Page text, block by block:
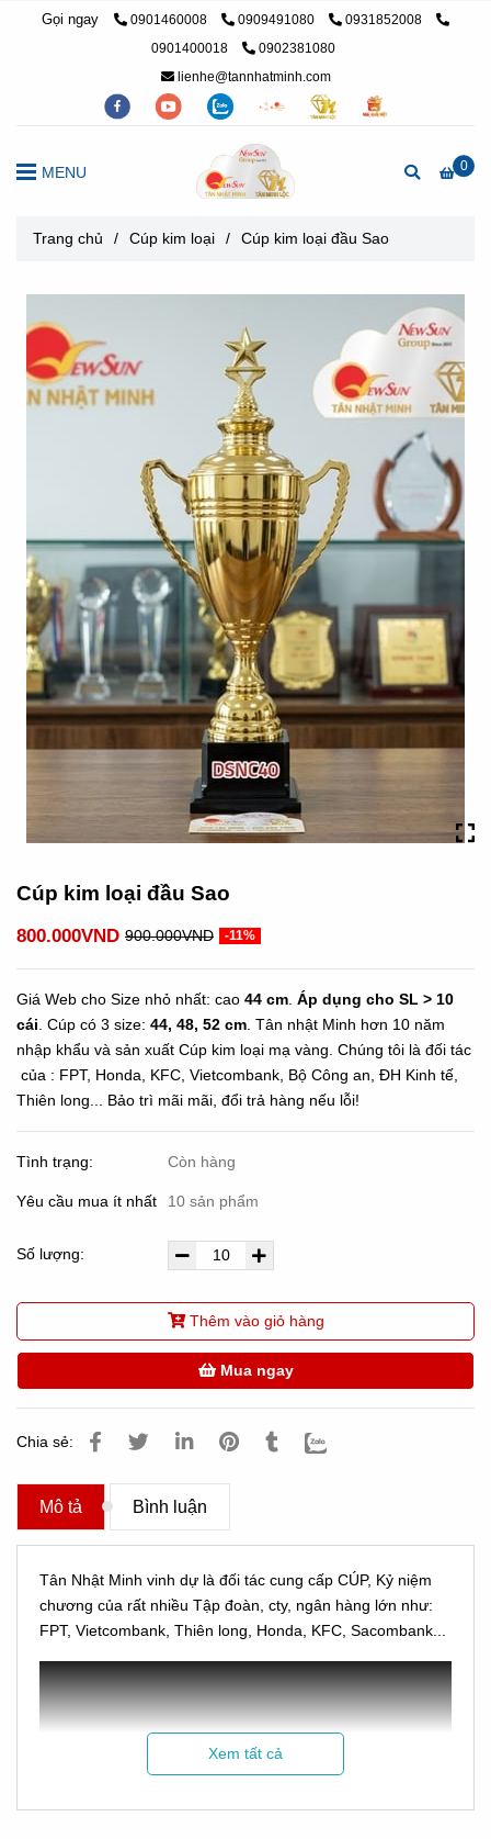
Gọi ngay 0901460008 0909491080
0931852008
0901400018
0902381080
lienhe@tannhatminh.com
0
MENU
Trang chủ / Cúp kim loại / Cúp kim loại đầu Sao
Cúp kim loại đầu Sao
800.000VND 900.000VND -11%
Giá Web cho Size nhỏ nhất: cao 44 cm Áp dụng cho SL > 10
cái . Cúp có 3 size: 44, 48, 52 cm . Tân nhật Minh hơn 10 năm
nhập khẩu và sản xuất Cúp kim loại mạ vàng. Chúng tôi là đối tác
của : FPT, Honda, KFC, Vietcombank, Bộ Công an, ĐH Kinh tế,
Thiên long... Bảo trì mãi mãi, đổi trả hàng nếu lỗi!
Tình trạng: Còn hàng
Yêu cầu mua ít nhất 10 sản phẩm
Số lượng:
Thêm vào giỏ hàng
Mua ngay
Chia sẻ:
Mô tả Bình luận
Tân Nhật Minh vinh dự là đối tác cung cấp CÚP, Kỷ niệm
chương của rất nhiều Tập đoàn, cty, ngân hàng lớn như:
FPT, Vietcombank, Thiên long, Honda, KFC, Sacombank...
Xem tất cả